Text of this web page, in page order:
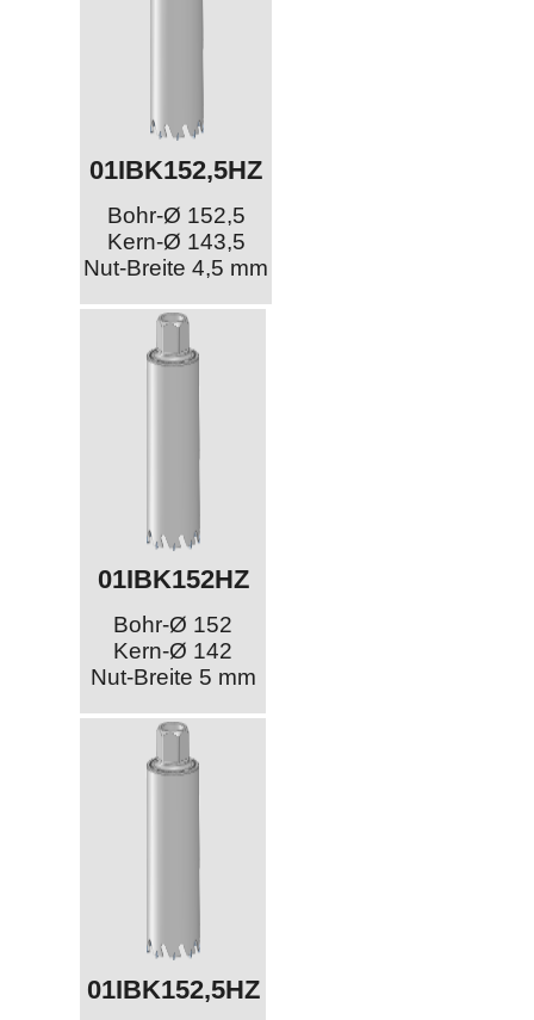
01IBK152,5HZ
Bohr-Ø 152,5
Kern-Ø 143,5
Nut-Breite 4,5 mm
01IBK152HZ
Bohr-Ø 152
Kern-Ø 142
Nut-Breite 5 mm
01IBK152,5HZ